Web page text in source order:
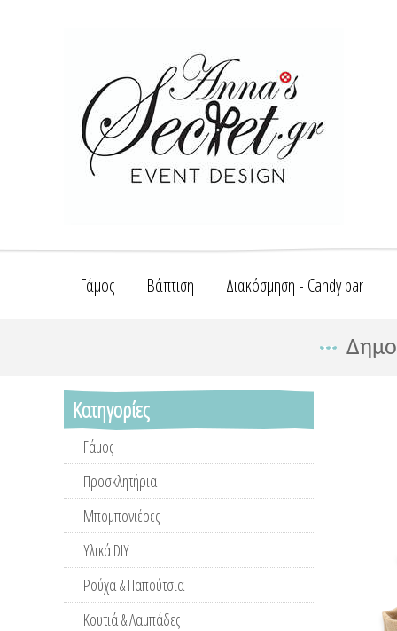
Γάμος Βάπτιση Διακόσμηση - Candy bar
Κατηγορίες
Γάμος
Προσκλητήρια
Μπομπονιέρες
Υλικά DIY
Ρούχα & Παπούτσια
Κουτιά & Λαμπάδες